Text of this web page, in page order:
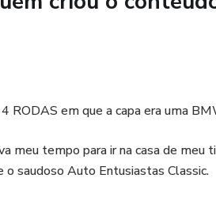
RODAS em que a capa era uma
meu tempo para ir na casa de meu
saudoso Auto Entusiastas Classic.